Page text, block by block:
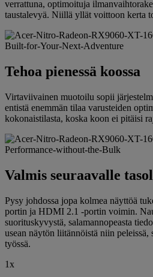
verrattuna, optimoituja
taustalevyä. Niillä yllät voittoon kerta
Tehoa pienessä koossa
Virtaviivainen muotoilu sopii
entistä enemmän tilaa varusteiden
kokonaistilasta, koska koon ei pitäisi
Valmis seuraavalle
Pysy johdossa jopa kolmea näyttöä
portin ja HDMI 2.1 -portin voimin.
suorituskyvystä, salamannopeasta
usean näytön liitännöistä niin peleissä,
työssä.
1x